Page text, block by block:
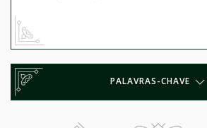
PALAVRAS-CHAVE